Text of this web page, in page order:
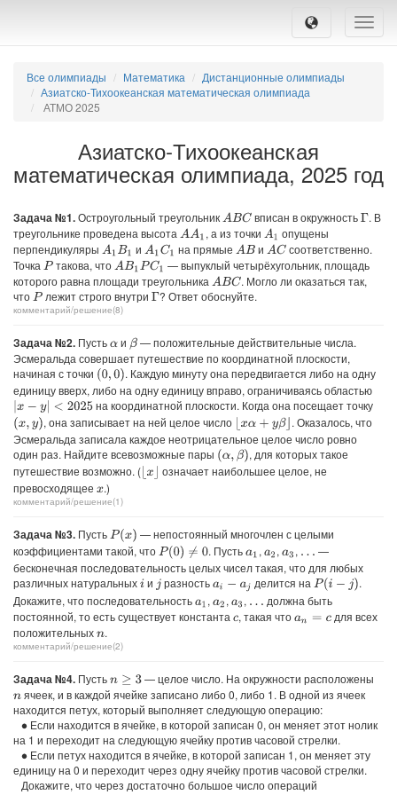
Toggle
Все олимпиады Математика
Дистанционные олимпиады
Азиатско-Тихоокеанская математическая олимпиада
АТМО 2025
Азиатско-Тихоокеанская
математическая олимпиада, 2025 год
Задача №1.Остроугольный треугольникABC вписан в окружностьΓ. В
треугольнике проведена высота AA1 , а из точки A1 опущены
перпендикуляры A1B1 и A1C1 на прямые AB и AC соответственно.
Точка Pтакова, чтоAB1PC1
— выпуклый четырёхугольник, площадь
которого равна площади треугольника ABC . Могло ли оказаться так,
чтоPлежит строго внутри Γ ? Ответ обоснуйте.
комментарий/решение(8)
Задача №2. Пустьαи β— положительные действительные числа.
Эсмеральда совершает путешествие по координатной плоскости,
начиная с точки (0,0) . Каждую минуту она передвигается либо на одну
единицу вверх, либо на одну единицу вправо, ограничиваясь областью
x− y|<2025
на координатной плоскости. Когда она посещает точку
(x,y) , она записывает на ней целое число xα+ yβ ⌋
. Оказалось, что
Эсмеральда записала каждое неотрицательное целое число ровно
один раз. Найдите всевозможные пары (α,β) , для которых такое
путешествие возможно. ( x⌋ означает наибольшее целое, не
превосходящее x.)
комментарий/решение(1)
Задача №3. ПустьP(x)
— непостоянный многочлен с целыми
коэффициентами такой, чтоP(0)≠ 0 . Пустьa1, a2,a3,
—
бесконечная последовательность целых чисел такая, что для любых
различных натуральныхi и j разностьai−aj делится на P(i− )
.
Докажите, что последовательностьa1,a2, a3,
должна быть
постоянной, то есть существует константа c, такая чтоan =c
для всех
положительныхn.
комментарий/решение(2)
Задача №4. Пустьn≥ 3
— целое число. На окружности расположены
nячеек, и в каждой ячейке записано либо 0, либо 1. В одной из ячеек
находится петух, который выполняет следующую операцию:
∙ Если находится в ячейке, в которой записан 0, он меняет этот нолик
на 1 и переходит на следующую ячейку против часовой стрелки.
∙ Если петух находится в ячейке, в которой записан 1, он меняет эту
единицу на 0 и переходит через одну ячейку против часовой стрелки.
Докажите, что через достаточно большое число операций